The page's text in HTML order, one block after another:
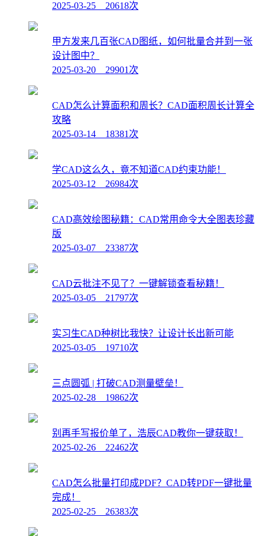
2025-03-25 20618次
甲方发来几百张CAD图纸，如何批量合并到一张
设计图中？
2025-03-20 29901次
CAD怎么计算面积和周长？CAD面积周长计算全
攻略
2025-03-14 18381次
学CAD这么久，竟不知道CAD约束功能！
2025-03-12 26984次
CAD高效绘图秘籍：CAD常用命令大全图表珍藏
版
2025-03-07 23387次
CAD云批注不见了？一键解锁查看秘籍！
2025-03-05 21797次
实习生CAD种树比我快？让设计长出新可能
2025-03-05 19710次
三点圆弧 | 打破CAD测量壁垒！
2025-02-28 19862次
别再手写报价单了，浩辰CAD教你一键获取！
2025-02-26 22462次
CAD怎么批量打印成PDF？CAD转PDF一键批量
完成！
2025-02-25 26383次